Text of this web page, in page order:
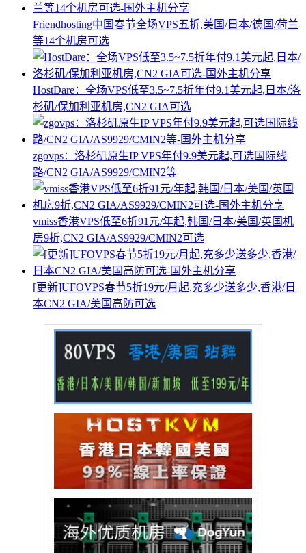
Friendhosting中国春节全场VPS五折,美国/日本/德国/荷兰
等14个机房可选
HostDare：全场VPS低至3.5~7.5折年付9.1美元起,日本/洛
杉矶/保加利亚机房,CN2 GIA可选
zgovps：洛杉矶原生IP VPS年付9.9美元起,可选国际线
路/CN2 GIA/AS9929/CMIN2等
vmiss香港VPS低至6折91元/年起,韩国/日本/美国/英国机
房9折,CN2 GIA/AS9929/CMIN2可选
[更新]UFOVPS春节5折19元/月起,充多少送多少,香港/日
本CN2 GIA/美国高防可选